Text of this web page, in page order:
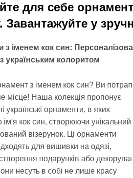
для себе
Завантажуйте у
з іменем кок син:
з українським колоритом
з іменем кок син? Ви
місце! Наша колекція пропонує
українські орнаменти, в яких
ім'я кок син, створюючи унікальний
візерунок. Ці орнаменти
для вишивки на одязі,
подарунків або
несуть в собі не лише красу